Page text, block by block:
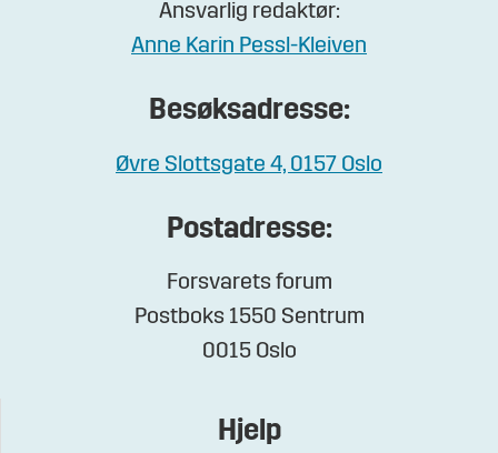
Ansvarlig redaktør:
Anne Karin Pessl-Kleiven
Besøksadresse:
Øvre Slottsgate 4, 0157 Oslo
Postadresse:
Forsvarets forum
Postboks 1550 Sentrum
0015 Oslo
Hjelp